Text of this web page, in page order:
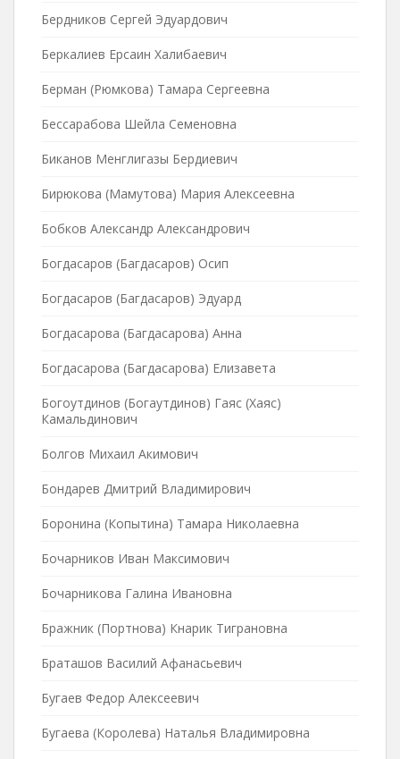
Бердников Сергей Эдуардович
Беркалиев Ерсаин Халибаевич
Берман (Рюмкова) Тамара Сергеевна
Бессарабова Шейла Семеновна
Биканов Менглигазы Бердиевич
Бирюкова (Мамутова) Мария Алексеевна
Бобков Александр Александрович
Богдасаров (Багдасаров) Осип
Богдасаров (Багдасаров) Эдуард
Богдасарова (Багдасарова) Анна
Богдасарова (Багдасарова) Елизавета
Богоутдинов (Богаутдинов) Гаяс (Хаяс)
Камальдинович
Болгов Михаил Акимович
Бондарев Дмитрий Владимирович
Боронина (Копытина) Тамара Николаевна
Бочарников Иван Максимович
Бочарникова Галина Ивановна
Бражник (Портнова) Кнарик Тиграновна
Браташов Василий Афанасьевич
Бугаев Федор Алексеевич
Бугаева (Королева) Наталья Владимировна